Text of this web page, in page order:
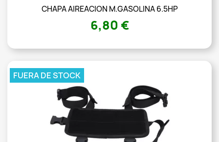
CHAPA AIREACION M.GASOLINA 6.5HP
6,80 €
FUERA DE STOCK